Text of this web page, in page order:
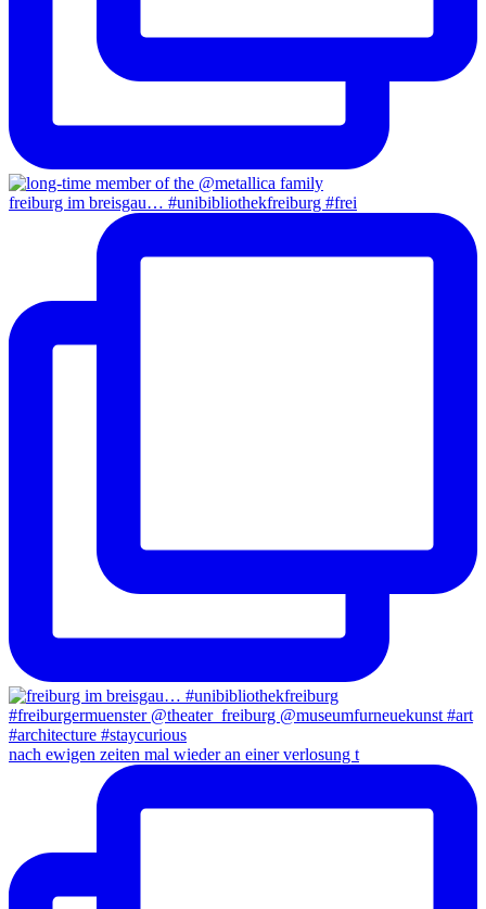
freiburg im breisgau… #unibibliothekfreiburg #frei
nach ewigen zeiten mal wieder an einer verlosung t